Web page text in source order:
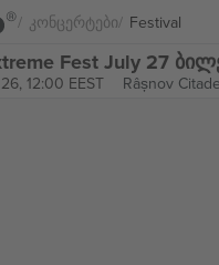
Კონცერტები Festival
Fest July 27
12:00 EEST Râșnov